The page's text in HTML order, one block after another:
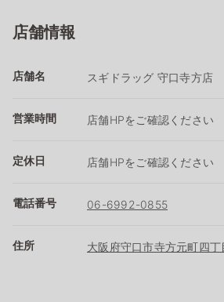
店舗情報
店舗名 スギドラッグ 守口寺方店
営業時間 店舗HPをご確認ください
定休日 店舗HPをご確認ください
電話番号 06-6992-0855
住所 大阪府守口市寺方元町四